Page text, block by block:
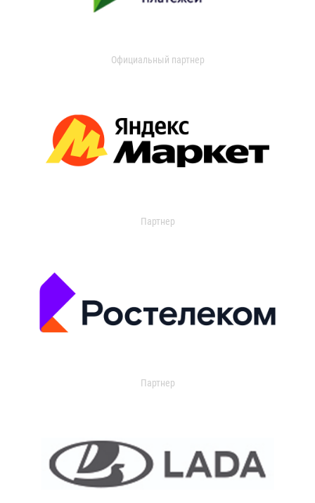
Официальный партнер
Партнер
Партнер